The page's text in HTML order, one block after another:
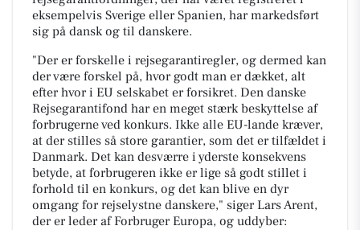
eksempelvis Sverige eller Spanien, har markedsført
sig på dansk og til danskere.
"Der er forskelle i rejsegarantiregler, og dermed kan
der være forskel på, hvor godt man er dækket, alt
efter hvor i EU selskabet er forsikret. Den danske
Rejsegarantifond har en meget stærk beskyttelse af
forbrugerne ved konkurs. Ikke alle EU-lande kræver,
at der stilles så store garantier, som det er tilfældet i
Danmark. Det kan desværre i yderste konsekvens
betyde, at forbrugeren ikke er lige så godt stillet i
forhold til en konkurs, og det kan blive en dyr
omgang for rejselystne danskere," siger Lars Arent,
der er leder af Forbruger Europa, og uddyber: